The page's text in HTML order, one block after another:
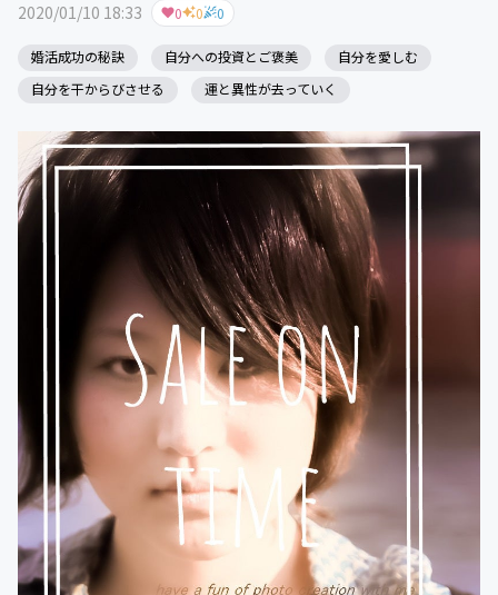
2020/01/10 18:33 0 0 0
婚活成功の秘訣 自分への投資とご褒美
自分を愛しむ
自分を干からびさせる
運と異性が去っていく